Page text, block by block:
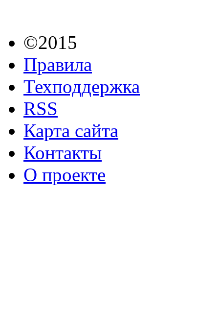
©2015
Правила
Техподдержка
RSS
Карта сайта
Контакты
О проекте